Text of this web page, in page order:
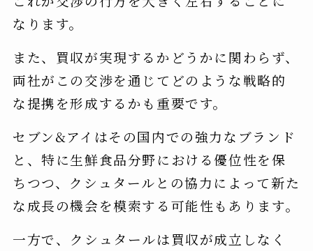
なります。
また、買収が実現するかどうかに関わらず、
両社がこの交渉を通じてどのような戦略的
な提携を形成するかも重要です。
セブン&アイはその国内での強力なブランド
と、特に生鮮食品分野における優位性を保
ちつつ、クシュタールとの協力によって新た
な成長の機会を模索する可能性もあります。
一方で、クシュタールは買収が成立しなく